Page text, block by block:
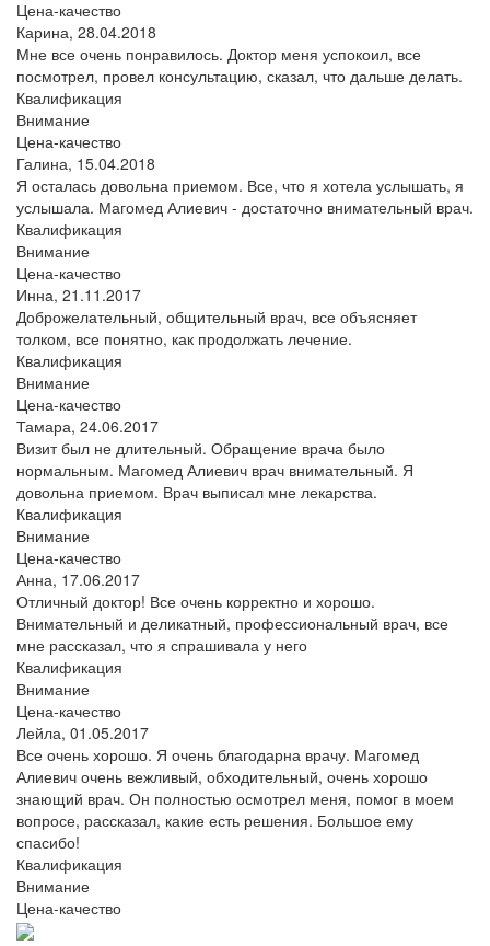
Цена-качество
Карина, 28.04.2018
Мне все очень понравилось. Доктор меня успокоил, все
посмотрел, провел консультацию, сказал, что дальше делать.
Квалификация
Внимание
Цена-качество
Галина, 15.04.2018
Я осталась довольна приемом. Все, что я хотела услышать, я
услышала. Магомед Алиевич - достаточно внимательный врач.
Квалификация
Внимание
Цена-качество
Инна, 21.11.2017
Доброжелательный, общительный врач, все объясняет
толком, все понятно, как продолжать лечение.
Квалификация
Внимание
Цена-качество
Тамара, 24.06.2017
Визит был не длительный. Обращение врача было
нормальным. Магомед Алиевич врач внимательный. Я
довольна приемом. Врач выписал мне лекарства.
Квалификация
Внимание
Цена-качество
Анна, 17.06.2017
Отличный доктор! Все очень корректно и хорошо.
Внимательный и деликатный, профессиональный врач, все
мне рассказал, что я спрашивала у него
Квалификация
Внимание
Цена-качество
Лейла, 01.05.2017
Все очень хорошо. Я очень благодарна врачу. Магомед
Алиевич очень вежливый, обходительный, очень хорошо
знающий врач. Он полностью осмотрел меня, помог в моем
вопросе, рассказал, какие есть решения. Большое ему
спасибо!
Квалификация
Внимание
Цена-качество